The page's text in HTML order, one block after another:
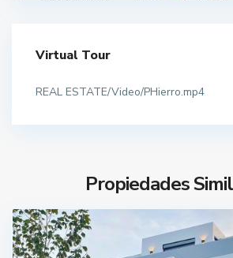
Virtual Tour
REAL ESTATE/Video/PHierro.mp4
Propiedades